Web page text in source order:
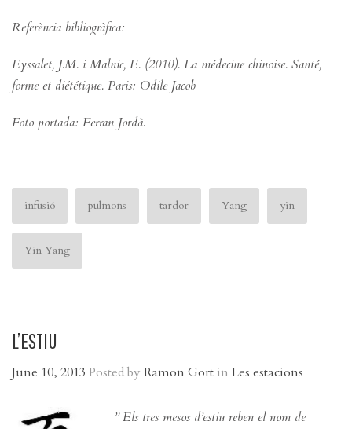
Referència bibliogràfica:
Eyssalet, J.M. i Malnic, E. (2010). La médecine chinoise. Santé,
forme et diététique. Paris: Odile Jacob
Foto portada: Ferran Jordà.
infusió pulmons tardor Yang yin
Yin Yang
L’ESTIU
June 10, 2013 Posted by Ramon Gort in Les estacions
” Els tres mesos d’estiu reben el nom de